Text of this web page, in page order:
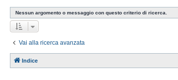
Nessun argomento o messaggio con questo criterio di ricerca.
Vai alla ricerca avanzata
Indice